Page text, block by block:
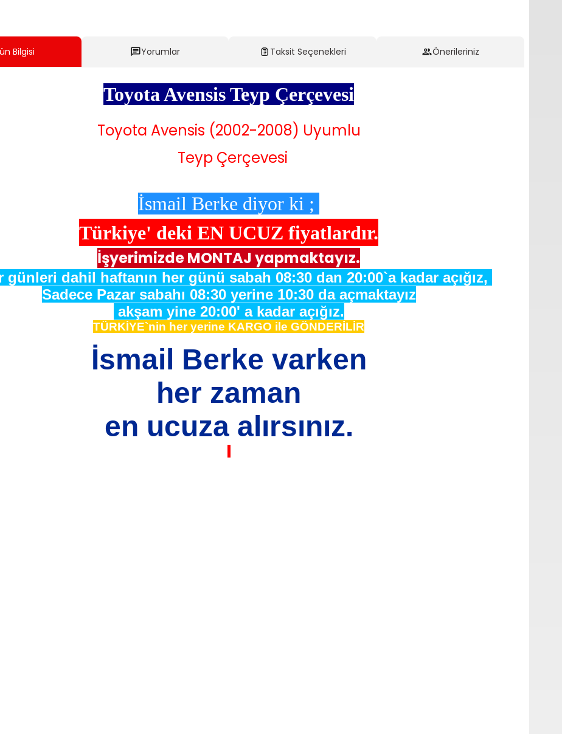
Bilgisi Yorumlar Taksit Seçenekleri Önerileriniz
Toyota Avensis Teyp Çerçevesi
Toyota Avensis (2002-2008) Uyumlu
Teyp Çerçevesi
İsmail Berke diyor ki ;
Türkiye' dekiEN UCUZ fiyatlardır.
İşyerimizde MONTAJ yapmaktayız.
günleri dahil haftanın her günü sabah 08:30 dan 20:00`a kadar açığız,
Sadece Pazar sabahı 08:30 yerine 10:30 da açmaktayız
akşam yine 20:00' a kadar açığız.
TÜRKİYE`nin her yerine KARGO ile GÖNDERİLİR
İsmail Berke varken
her zaman
en ucuza alırsınız.